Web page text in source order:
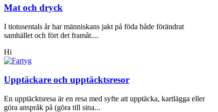
Mat och dryck
I tiotusentals år har människans jakt på föda både förändrat
samhället och fört det framåt....
Hi
Upptäckare och upptäcktsresor
En upptäcktsresa är en resa med syfte att upptäcka, kartlägga eller
göra anspråk på (göra till sina...